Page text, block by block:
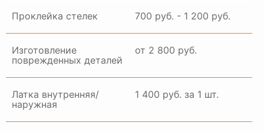
Проклейка стелек 700 руб. - 1 200 руб.
Изготовление
поврежденных деталей
от 2 800 руб.
Латка внутренняя/
наружная
1 400 руб. за 1 шт.